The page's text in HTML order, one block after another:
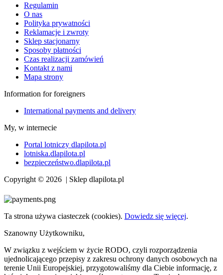
Regulamin
O nas
Polityka prywatności
Reklamacje i zwroty
Sklep stacjonarny
Sposoby płatności
Czas realizacji zamówień
Kontakt z nami
Mapa strony
Information for foreigners
International payments and delivery
My, w internecie
Portal lotniczy dlapilota.pl
lotniska.dlapilota.pl
bezpieczeństwo.dlapilota.pl
Copyright © 2026 | Sklep dlapilota.pl
Ta strona używa ciasteczek (cookies). Dowiedz się więcej.
Szanowny Użytkowniku,
W związku z wejściem w życie RODO, czyli rozporządzenia
ujednolicającego przepisy z zakresu ochrony danych osobowych na
terenie Unii Europejskiej, przygotowaliśmy dla Ciebie informację, z